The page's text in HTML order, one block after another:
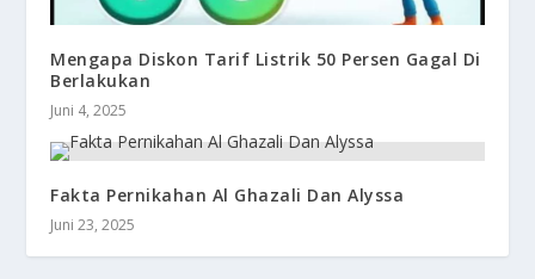
Mengapa Diskon Tarif Listrik 50 Persen Gagal Di
Berlakukan
Juni 4, 2025
Fakta Pernikahan Al Ghazali Dan Alyssa
Juni 23, 2025